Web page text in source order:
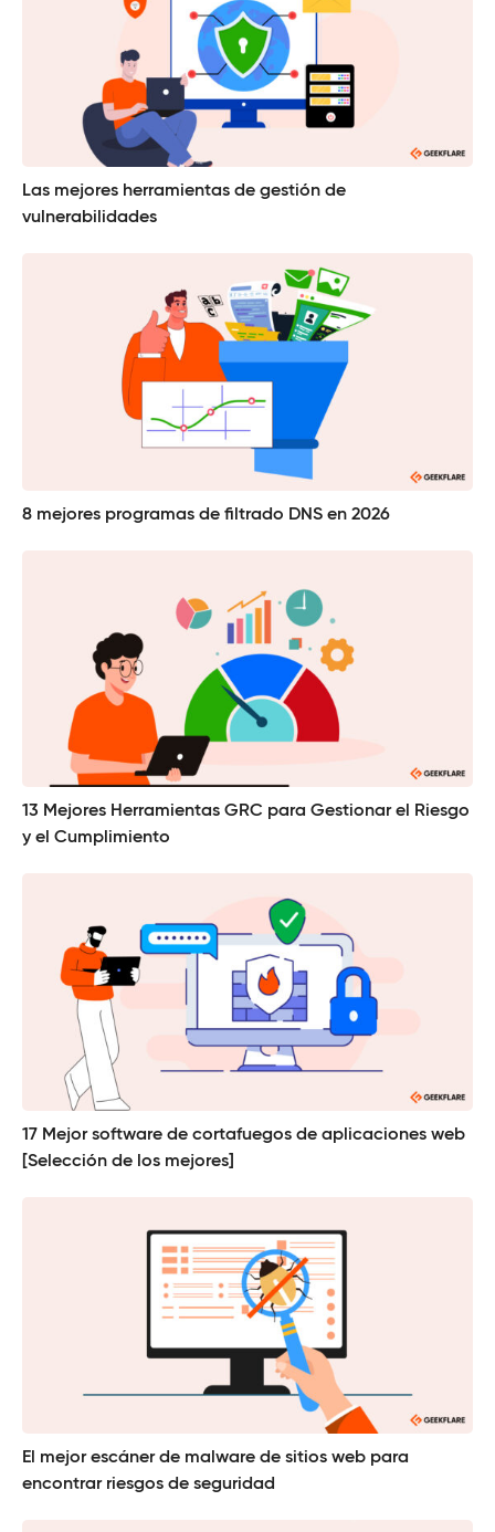
Las mejores herramientas de gestión de
vulnerabilidades
8 mejores programas de filtrado DNS en 2026
13 Mejores Herramientas GRC para Gestionar el Riesgo
y el Cumplimiento
17 Mejor software de cortafuegos de aplicaciones web
[Selección de los mejores]
El mejor escáner de malware de sitios web para
encontrar riesgos de seguridad